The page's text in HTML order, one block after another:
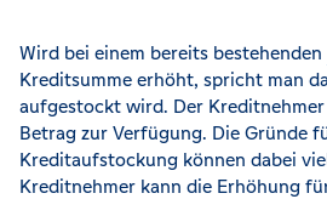
Wird bei einem bereits bestehenden
Kreditsumme erhöht, spricht man
aufgestockt wird. Der
Betrag zur Verfügung. Die Gründe
Kreditaufstockung können dabei
Kreditnehmer kann die Erhöhung